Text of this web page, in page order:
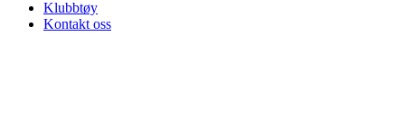
Klubbtøy
Kontakt oss